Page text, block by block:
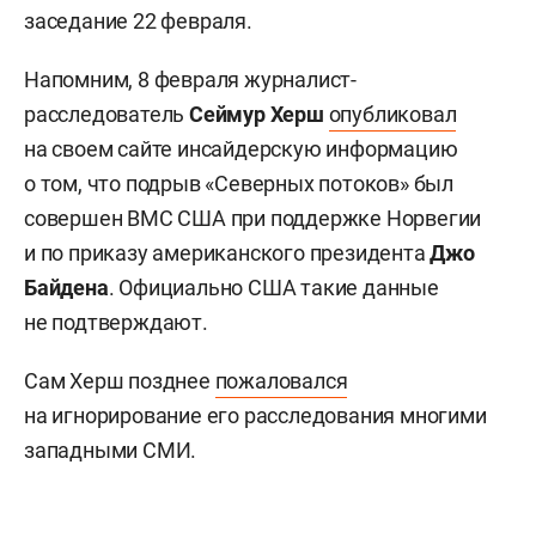
заседание 22 февраля.
Напомним, 8 февраля журналист-
расследовательСеймур Херш опубликовал
на своем сайте инсайдерскую информацию
о том, что подрыв «Северных потоков» был
совершен ВМС США при поддержке Норвегии
и по приказу американского президентаДжо
Байдена. Официально США такие данные
не подтверждают.
Сам Херш позднее пожаловался
на игнорирование его расследования многими
западными СМИ.